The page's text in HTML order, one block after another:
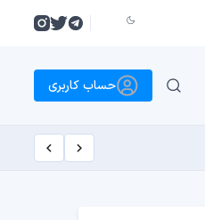
حساب کاربری